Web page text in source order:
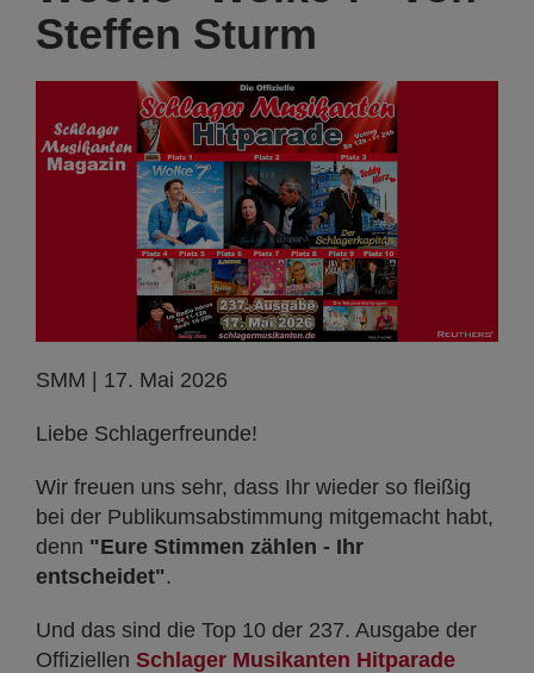
Steffen Sturm
SMM | 17. Mai 2026
Liebe Schlagerfreunde!
Wir freuen uns sehr, dass Ihr wieder so fleißig
bei der Publikumsabstimmung mitgemacht habt,
denn "Eure Stimmen zählen - Ihr
entscheidet".
Und das sind die Top 10 der 237. Ausgabe der
Offiziellen Schlager Musikanten Hitparade